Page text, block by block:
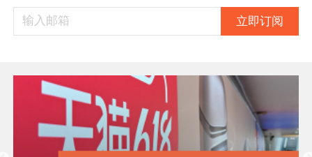
立即订阅